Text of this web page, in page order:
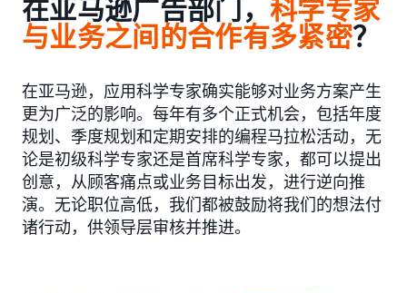
在亚马逊广告部门， 科学专家
与业务之间的合作有多紧密？
在亚马逊，应用科学专家确实能够对业务方案产生
更为广泛的影响。每年有多个正式机会，包括年度
规划、季度规划和定期安排的编程马拉松活动，无
论是初级科学专家还是首席科学专家，都可以提出
创意，从顾客痛点或业务目标出发，进行逆向推
演。无论职位高低，我们都被鼓励将我们的想法付
诸行动，供领导层审核并推进。